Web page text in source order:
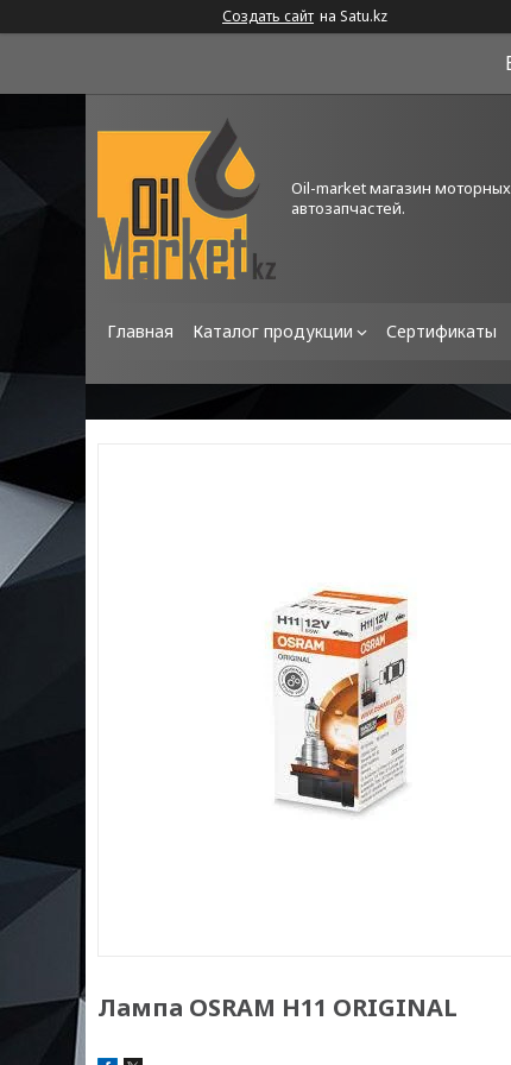
Создать сайт на Satu.kz
Oil-market магазин
автозапчастей.
Главная Каталог продукции Сертификаты
Лампа OSRAM H11 ORIGINAL